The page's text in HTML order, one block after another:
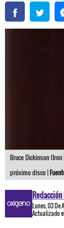
Bruce Dickinson
próximo disco |
Lunes, 03 De
Actualizado